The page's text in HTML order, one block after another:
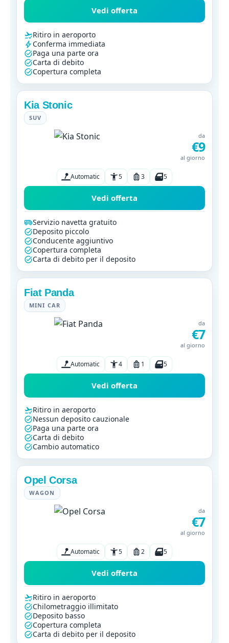
Vedi offerta
Ritiro in aeroporto
Conferma immediata
Paga una parte ora
Carta di debito
Copertura completa
Kia Stonic
SUV
da
€9
al giorno
Automatic 5 3 5
Vedi offerta
Servizio navetta gratuito
Deposito piccolo
Conducente aggiuntivo
Copertura completa
Carta di debito per il deposito
Fiat Panda
MINI CAR
da
€7
al giorno
Automatic 4 1 5
Vedi offerta
Ritiro in aeroporto
Nessun deposito cauzionale
Paga una parte ora
Carta di debito
Cambio automatico
Opel Corsa
WAGON
da
€7
al giorno
Automatic 5 2 5
Vedi offerta
Ritiro in aeroporto
Chilometraggio illimitato
Deposito basso
Copertura completa
Carta di debito per il deposito